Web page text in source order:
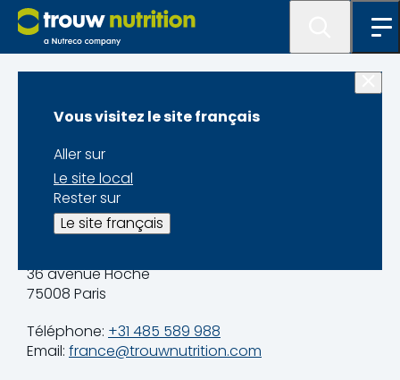
Vous visitez le site français
Aller sur
Le site local
Rester sur
Le site français
Home
Contact
36 avenue Hoche
75008 Paris
Téléphone: +31 485 589 988
Email: france@trouwnutrition.com